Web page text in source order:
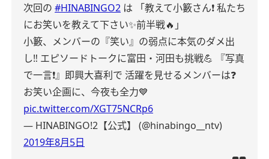
次回の #HINABINGO2 は 「教えて小籔さん❗️私たち
にお笑いを教えて下さい✨前半戦🔥」
小籔、メンバーの『笑い』の弱点に本気のダメ出
し‼️ エピソードトークに富田・河田も挑戦💪 『写真
で一言❗️』即興大喜利で 活躍を見せるメンバーは❓
お笑い企画に、今夜も全力💙
pic.twitter.com/XGT75NCRp6
— HINABINGO!2【公式】 (@hinabingo__ntv)
2019年8月5日